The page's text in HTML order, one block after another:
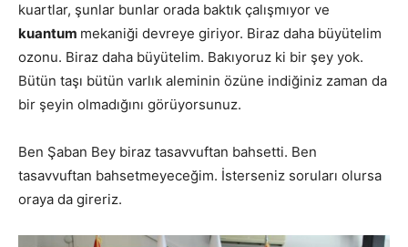
kuartlar, şunlar bunlar orada baktık çalışmıyor ve
kuantum mekaniği devreye giriyor. Biraz daha büyütelim
ozonu. Biraz daha büyütelim. Bakıyoruz ki bir şey yok.
Bütün taşı bütün varlık aleminin özüne indiğiniz zaman da
bir şeyin olmadığını görüyorsunuz.
Ben Şaban Bey biraz tasavvuftan bahsetti. Ben
tasavvuftan bahsetmeyeceğim. İsterseniz soruları olursa
oraya da gireriz.